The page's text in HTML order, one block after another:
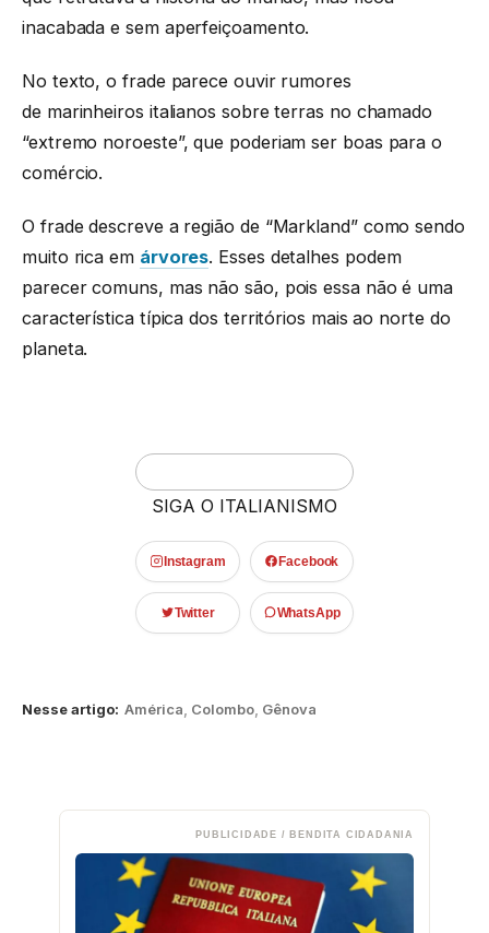
inacabada e sem aperfeiçoamento.
No texto, o frade parece ouvir rumores
de marinheiros italianos sobre terras no chamado
“extremo noroeste”, que poderiam ser boas para o
comércio.
O frade descreve a região de “Markland” como sendo
muito rica em árvores. Esses detalhes podem
parecer comuns, mas não são, pois essa não é uma
característica típica dos territórios mais ao norte do
planeta.
SIGA O ITALIANISMO
Instagram Facebook
Twitter WhatsApp
Nesse artigo: América Colombo Gênova
PUBLICIDADE / BENDITA CIDADANIA